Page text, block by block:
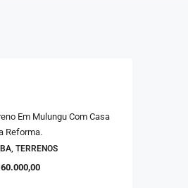
Em Mulungu Com Casa
Reforma.
TERRENOS